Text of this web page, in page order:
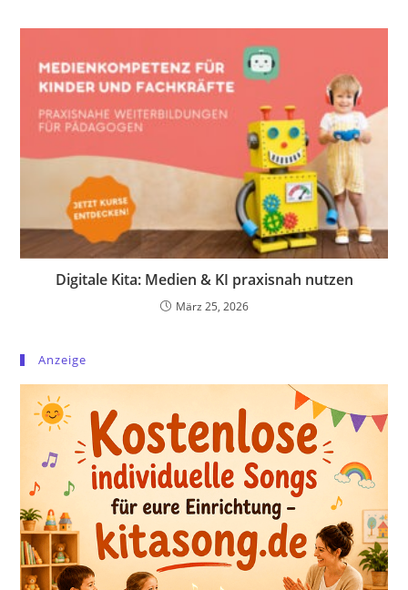
Digitale Kita: Medien & KI praxisnah nutzen
März 25, 2026
Anzeige